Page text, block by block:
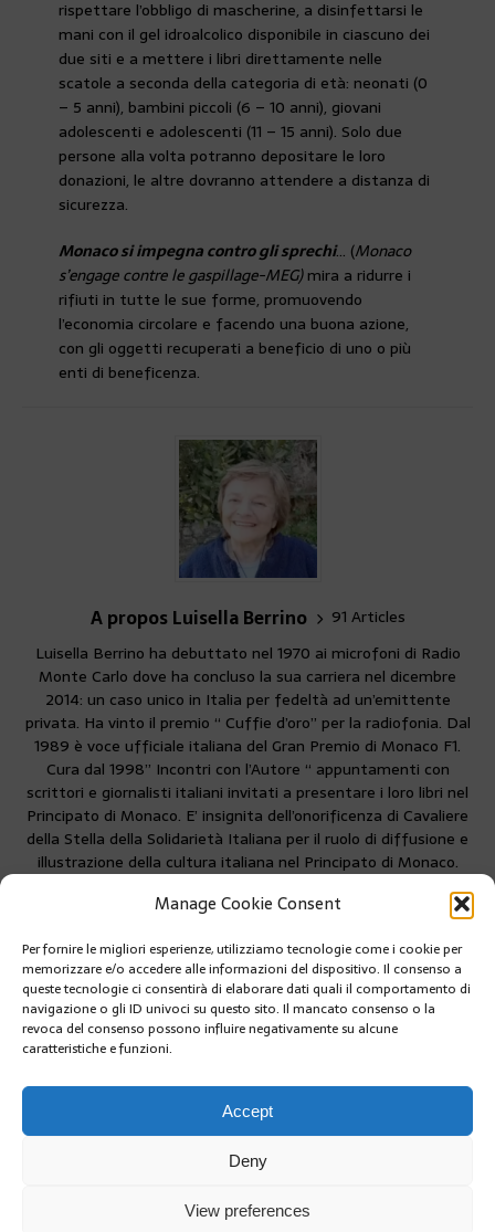
Manage Cookie Consent
Per fornire le migliori esperienze, utilizziamo tecnologie come i cookie per
memorizzare e/o accedere alle informazioni del dispositivo. Il consenso a
queste tecnologie ci consentirà di elaborare dati quali il comportamento di
navigazione o gli ID univoci su questo sito. Il mancato consenso o la
revoca del consenso possono influire negativamente su alcune
caratteristiche e funzioni.
Accept
Deny
View preferences
rispettare l’obbligo di mascherine, a disinfettarsi le
mani con il gel idroalcolico disponibile in ciascuno dei
due siti e a mettere i libri direttamente nelle
scatole a seconda della categoria di età: neonati (0
– 5 anni), bambini piccoli (6 – 10 anni), giovani
adolescenti e adolescenti (11 – 15 anni). Solo due
persone alla volta potranno depositare le loro
donazioni, le altre dovranno attendere a distanza di
sicurezza.
Monaco si impegna contro gli sprechi… (Monaco
s’engage contre le gaspillage-MEG)mira a ridurre i
rifiuti in tutte le sue forme, promuovendo
l’economia circolare e facendo una buona azione,
con gli oggetti recuperati a beneficio di uno o più
enti di beneficenza.
A propos Luisella Berrino
91 Articles
Luisella Berrino ha debuttato nel 1970 ai microfoni di Radio
Monte Carlo dove ha concluso la sua carriera nel dicembre
2014: un caso unico in Italia per fedeltà ad un’emittente
privata. Ha vinto il premio “ Cuffie d’oro” per la radiofonia. Dal
1989 è voce ufficiale italiana del Gran Premio di Monaco F1.
Cura dal 1998” Incontri con l’Autore “ appuntamenti con
scrittori e giornalisti italiani invitati a presentare i loro libri nel
Principato di Monaco. E’ insignita dell’onorificenza di Cavaliere
della Stella della Solidarietà Italiana per il ruolo di diffusione e
illustrazione della cultura italiana nel Principato di Monaco.
PRÉCÉDENT
BASKET CAMPIONATO:LA ROCA TEAM SURCLASSA
LIMOGES
del Programma Alimentare Mondiale